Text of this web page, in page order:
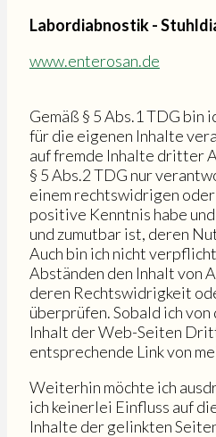
Labordiabnostik -
www.enterosan.de
Gemäß § 5 Abs.1 TDG bin
für die eigenen Inhalte
auf fremde Inhalte dritter
§ 5 Abs.2 TDG nur
einem rechtswidrigen
positive Kenntnis habe
und zumutbar ist, deren
Auch bin ich nicht
Abständen den Inhalt von
deren Rechtswidrigkeit
überprüfen. Sobald ich
Inhalt der Web-Seiten
entsprechende Link von
Weiterhin möchte ich
ich keinerlei Einfluss auf
Inhalte der gelinkten